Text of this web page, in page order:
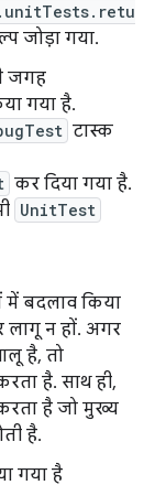
जोड़ा गया.
जगह
गया है.
टास्क
कर दिया गया है.
UnitTest
बदलाव किया
लागू न हों. अगर
है, तो
है. साथ ही,
है जो मुख्य
है.
गया है